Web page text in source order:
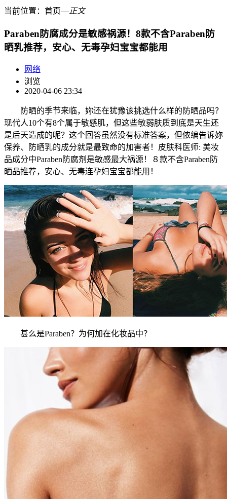
当前位置： 首页―正文
Paraben防腐成分是敏感祸源！8款不含Paraben防
晒乳推荐，安心、无毒孕妇宝宝都能用
网络
浏览
2020-04-06 23:34
防晒的季节来临，妳还在犹豫该挑选什么样的防晒品吗？
现代人10个有8个属于敏感肌，但这些敏弱肤质到底是天生还
是后天造成的呢？这个回答虽然没有标准答案，但侬编告诉妳
保养、防晒乳的成分就是最致命的加害者！皮肤科医师: 美妆
品成分中Paraben防腐剂是敏感最大祸源！８款不含Paraben防
晒品推荐，安心、无毒连孕妇宝宝都能用！
甚么是Paraben？为何加在化妆品中？